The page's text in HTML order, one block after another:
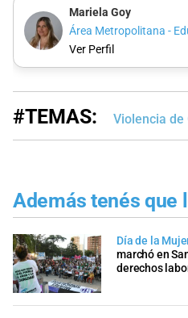
Mariela Goy
Área Metropolitana -
Ver Perfil
#TEMAS: Violencia de
Además tenés que
Día de la
marchó en
derechos